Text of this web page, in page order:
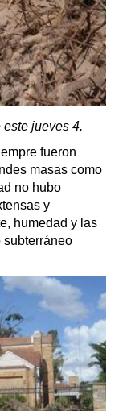
jueves 4.
fueron
masas como
no hubo
y
humedad y las
subterráneo